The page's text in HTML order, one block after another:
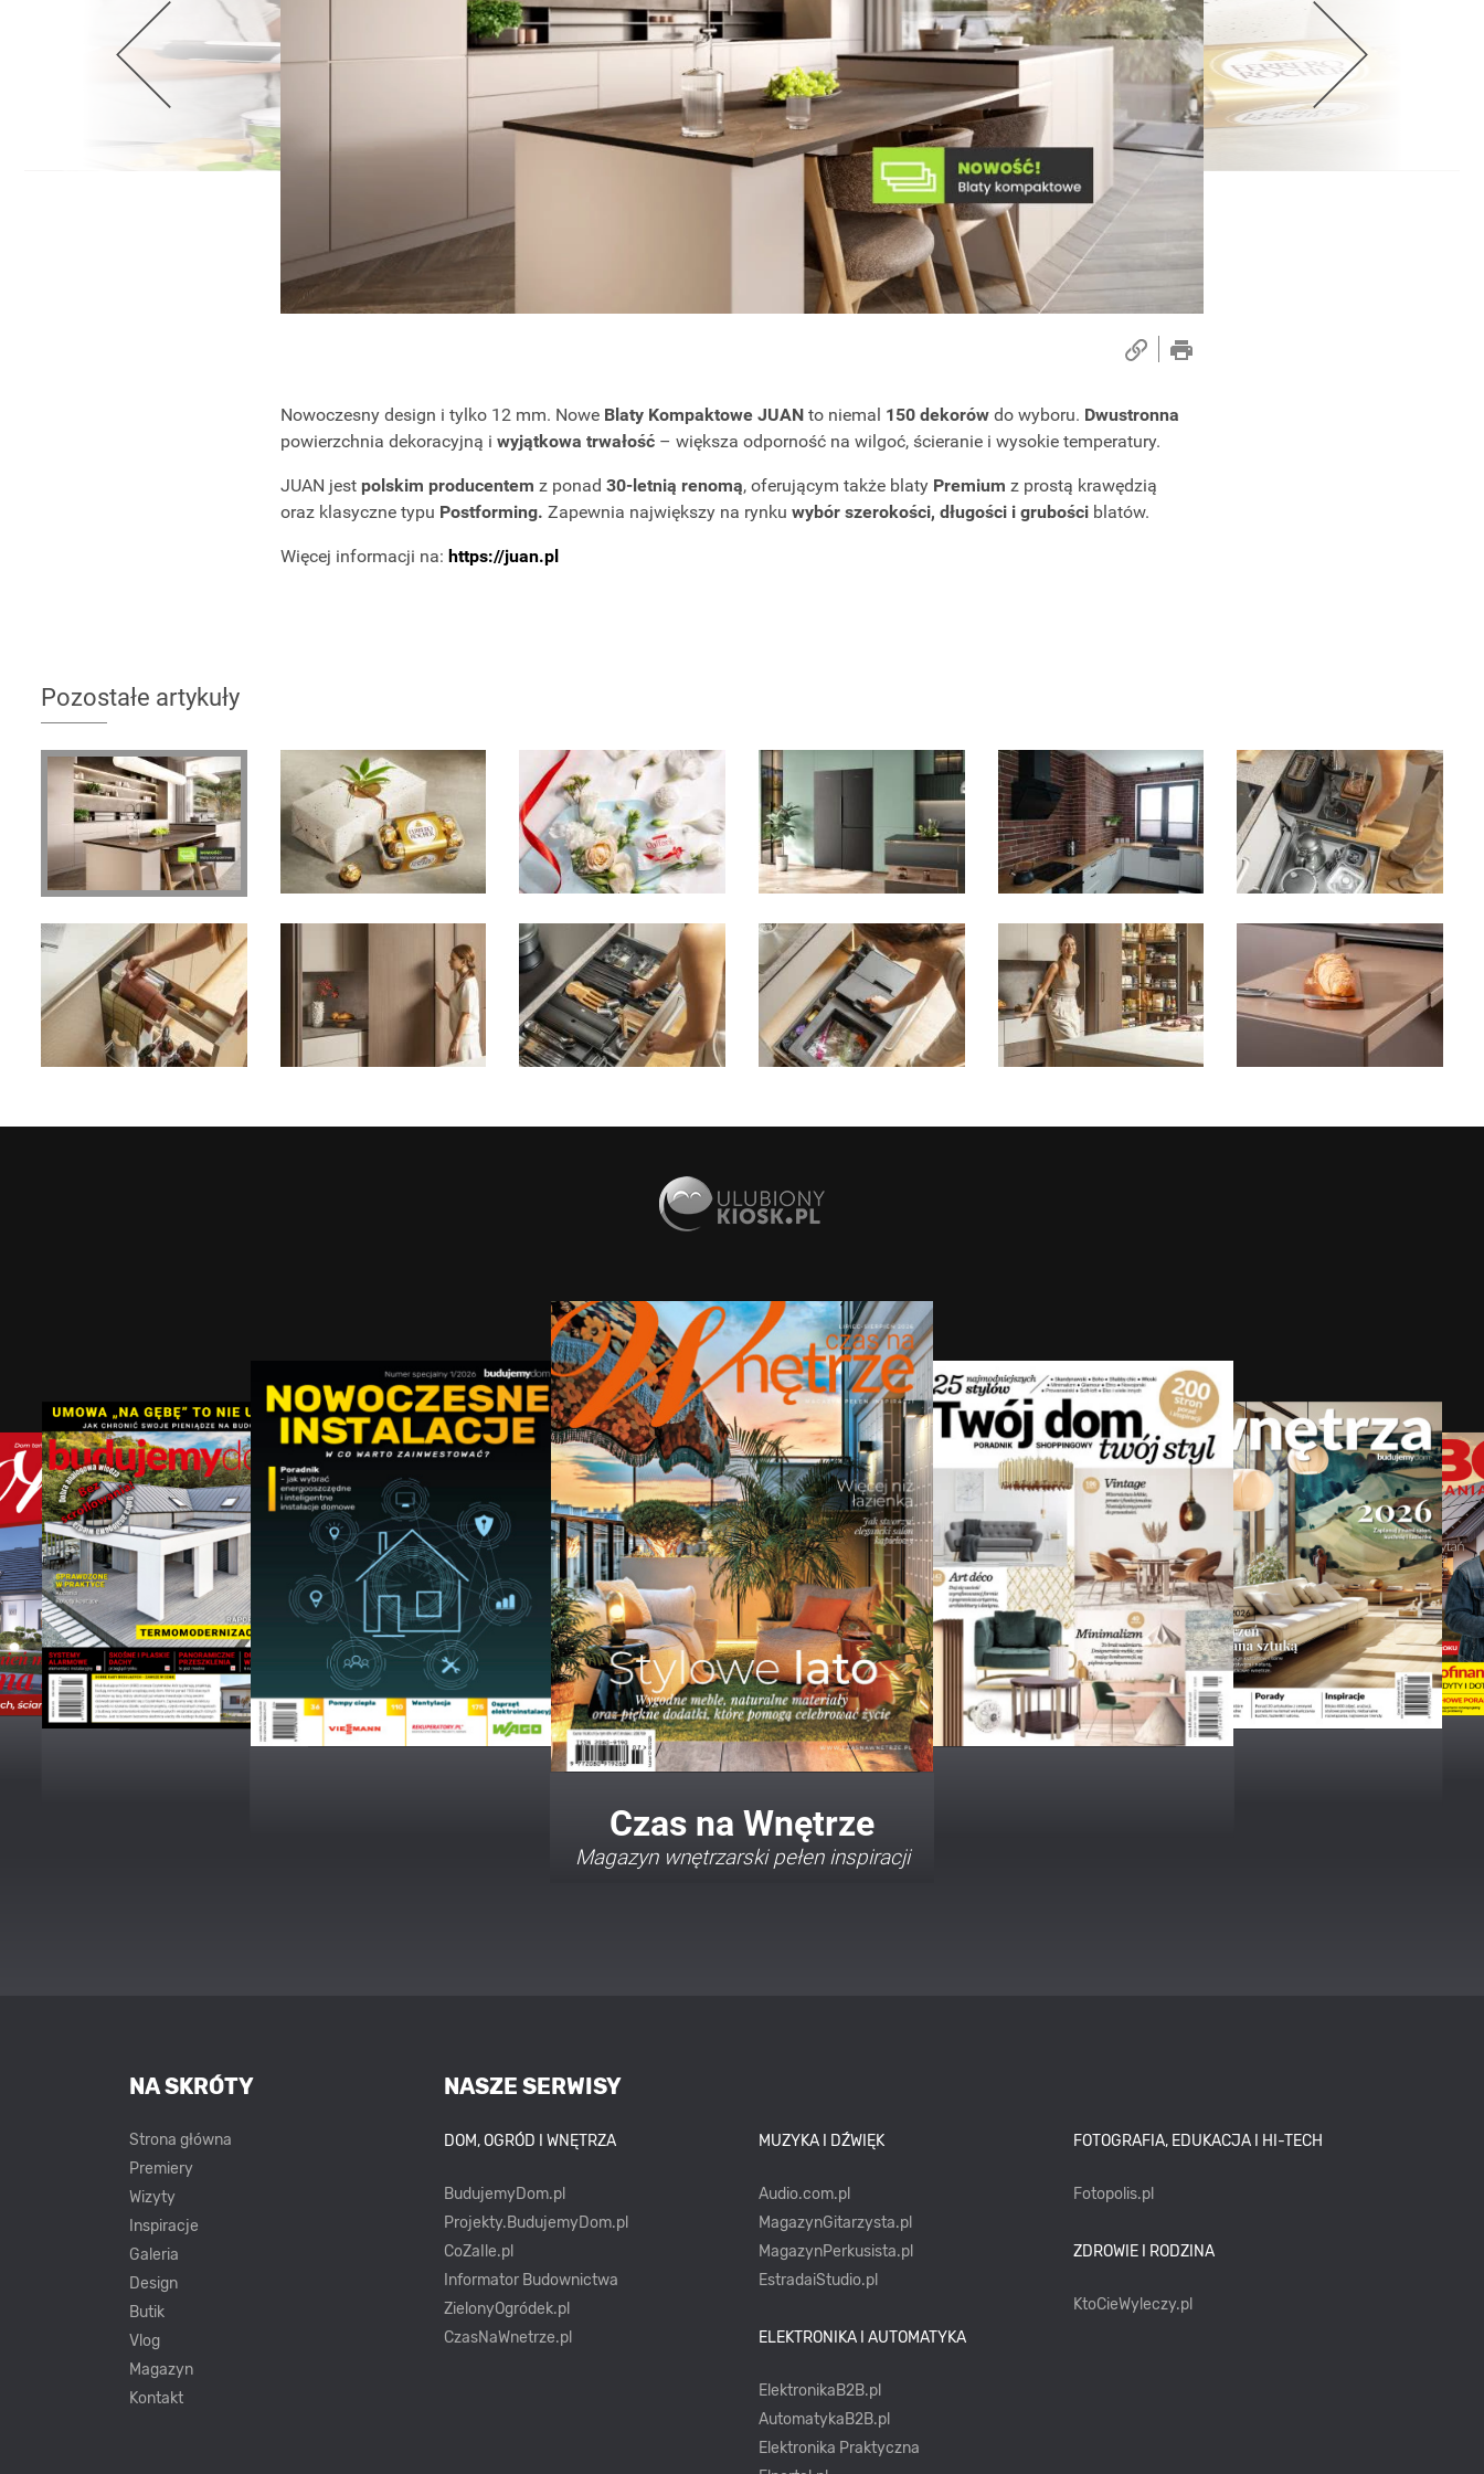
Nowoczesny design i tylko 12 mm. Nowe Blaty Kompaktowe JUANto niemal 150 dekorówdo wyboru. Dwustronna
powierzchnia dekoracyjną i wyjątkowa trwałość– większa odporność na wilgoć, ścieranie i wysokie temperatury.
JUAN jest polskim producentem z ponad 30‑letnią renomą, oferującym także blaty Premium z prostą krawędzią
oraz klasyczne typu Postforming. Zapewnia największy na rynku wybór szerokości, długości i grubościblatów.
Więcej informacji na: https://juan.pl
Pozostałe artykuły
Twój Dom Twój Styl
Porady i inspiracje w najmodniejszych
stylach
NASZE SERWISY
DOM, OGRÓD I WNĘTRZA
BudujemyDom.pl
Projekty.BudujemyDom.pl
CoZaIle.pl
Informator Budownictwa
ZielonyOgródek.pl
CzasNaWnetrze.pl
MUZYKA I DŹWIĘK
Audio.com.pl
MagazynGitarzysta.pl
MagazynPerkusista.pl
EstradaiStudio.pl
ELEKTRONIKA I AUTOMATYKA
ElektronikaB2B.pl
AutomatykaB2B.pl
Elektronika Praktyczna
FOTOGRAFIA, EDUKACJA I HI-TECH
Fotopolis.pl
ZDROWIE I RODZINA
KtoCieWyleczy.pl
NA SKRÓTY
Strona główna
Premiery
Wizyty
Inspiracje
Galeria
Design
Butik
Vlog
Magazyn
Kontakt